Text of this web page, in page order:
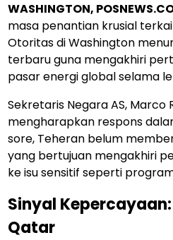
WASHINGTON,
masa penantian krusial
Otoritas di Washington
terbaru guna mengakhiri
pasar energi global selama
Sekretaris Negara AS,
mengharapkan respons
sore, Teheran belum
yang bertujuan mengakhiri
ke isu sensitif seperti
Sinyal
Qatar